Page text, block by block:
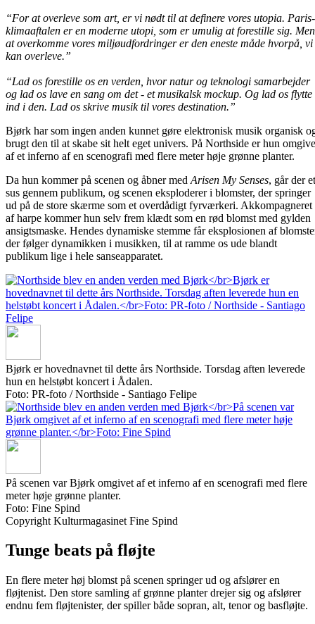
“For at overleve som art, er vi nødt til at definere vores utopia. Paris-
klimaaftalen er en moderne utopi, som er umulig at forestille sig. Men
at overkomme vores miljøudfordringer er den eneste måde hvorpå, vi
kan overleve.”
“Lad os forestille os en verden, hvor natur og teknologi samarbejder
og lad os lave en sang om det - et musikalsk mockup. Og lad os flytte
ind i den. Lad os skrive musik til vores destination.”
Bjørk har som ingen anden kunnet gøre elektronisk musik organisk
brugt den til at skabe sit helt eget univers. På Northside er hun
af et inferno af en scenografi med flere meter høje grønne planter.
Da hun kommer på scenen og åbner med Arisen My Senses, går der et
sus gennem publikum, og scenen eksploderer i blomster, der springer
ud på de store skærme som et overdådigt fyrværkeri. Akkompagneret
af harpe kommer hun selv frem klædt som en rød blomst med gylden
ansigtsmaske. Hendes dynamiske stemme får eksplosionen af
der følger dynamikken i musikken, til at ramme os ude blandt
publikum lige i hele sanseapparatet.
Bjørk er hovednavnet til dette års Northside. Torsdag aften leverede
hun en helstøbt koncert i Ådalen.
Foto: PR-foto / Northside - Santiago Felipe
På scenen var Bjørk omgivet af et inferno af en scenografi med flere
meter høje grønne planter.
Foto: Fine Spind
Copyright Kulturmagasinet Fine Spind
Tunge beats på fløjte
En flere meter høj blomst på scenen springer ud og afslører en
fløjtenist. Den store samling af grønne planter drejer sig og afslører
endnu fem fløjtenister, der spiller både sopran, alt, tenor og basfløjte.